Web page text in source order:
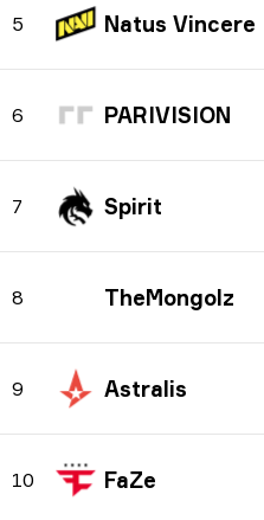
5 Natus Vincere
6 PARIVISION
7 Spirit
8 TheMongolz
9 Astralis
10 FaZe